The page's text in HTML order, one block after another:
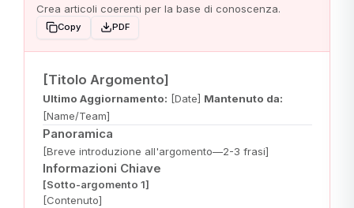
Crea articoli coerenti per la base di conoscenza.
Copy PDF
[Titolo Argomento]
Ultimo Aggiornamento: [Date] Mantenuto da:
[Name/Team]
Panoramica
[Breve introduzione all'argomento—2-3 frasi]
Informazioni Chiave
[Sotto-argomento 1]
[Contenuto]